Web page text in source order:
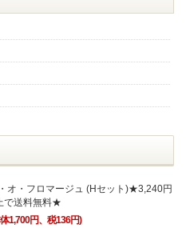
オ・フロマージュ (Hセット)★3,240円
で送料無料★
1,700円、税136円)